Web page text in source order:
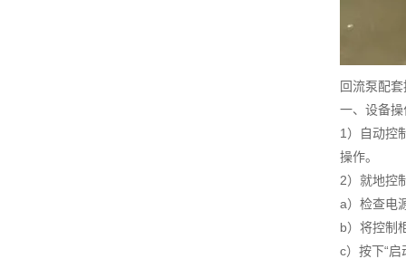
回流泵配
一、设备操
1）自动控
操作。
2）就地控
a）检查电
b）将控制
c）按下“